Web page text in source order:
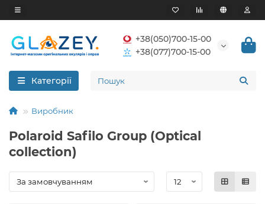
+38(050)700-15-00
+38(077)700-15-00
Категорії
Виробник
Polaroid Safilo Group (Optical
collection)